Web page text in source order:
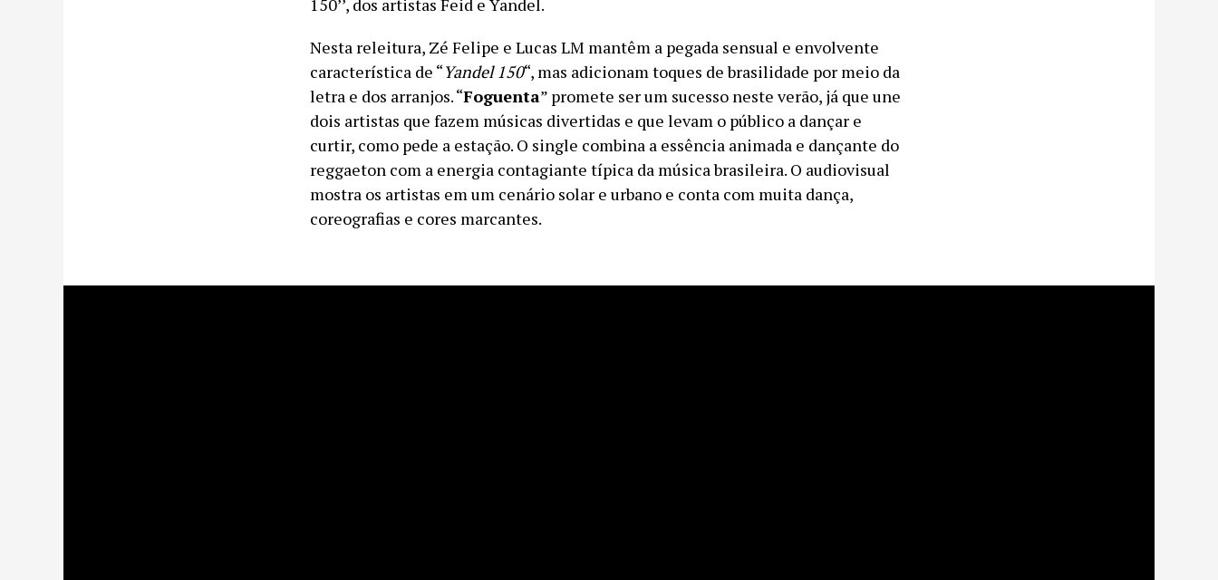
150’’, dos artistas Feid e Yandel.
Nesta releitura, Zé Felipe e Lucas LM mantêm a pegada sensual e envolvente
característica de “Yandel 150“, mas adicionam toques de brasilidade por meio da
letra e dos arranjos. “Foguenta” promete ser um sucesso neste verão, já que une
dois artistas que fazem músicas divertidas e que levam o público a dançar e
curtir, como pede a estação. O single combina a essência animada e dançante do
reggaeton com a energia contagiante típica da música brasileira. O audiovisual
mostra os artistas em um cenário solar e urbano e conta com muita dança,
coreografias e cores marcantes.